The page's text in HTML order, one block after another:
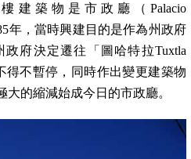
建築物是市政廳（ Palacio
年，當時興建目的是作為州政府
政府決定遷往「圖哈特拉Tuxtla
得不暫停，同時作出變更建築物
的縮減始成今日的市政廳。